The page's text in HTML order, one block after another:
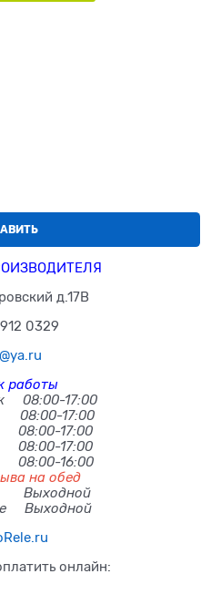
д.17В
0329
работы
08:00-17:00
17:00
17:00
17:00
16:00
на обед
Выходной
Выходной
онлайн: